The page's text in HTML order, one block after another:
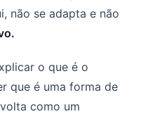
não se adapta e não
o que é o
que é uma forma de
como um